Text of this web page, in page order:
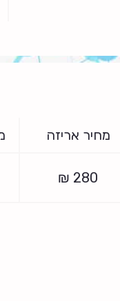
מחיר אריזה
280
₪